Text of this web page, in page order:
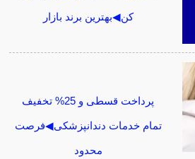
کن◀بهترین برند بازار
پرداخت قسطی و 25% تخفیف
تمام خدمات دندانپزشکی◀فرصت
محدود